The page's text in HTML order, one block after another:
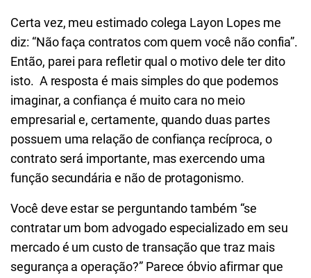
Certa vez, meu estimado colega Layon Lopes me
diz: “Não faça contratos com quem você não confia”.
Então, parei para refletir qual o motivo dele ter dito
isto. A resposta é mais simples do que podemos
imaginar, a confiança é muito cara no meio
empresarial e, certamente, quando duas partes
possuem uma relação de confiança recíproca, o
contrato será importante, mas exercendo uma
função secundária e não de protagonismo.
Você deve estar se perguntando também “se
contratar um bom advogado especializado em seu
mercado é um custo de transação que traz mais
segurança a operação?” Parece óbvio afirmar que